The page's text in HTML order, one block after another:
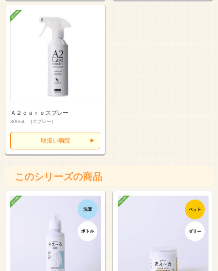
Ａ２ｃａｒｅスプレー
300mL (スプレー)
取扱い病院
このシリーズの商品